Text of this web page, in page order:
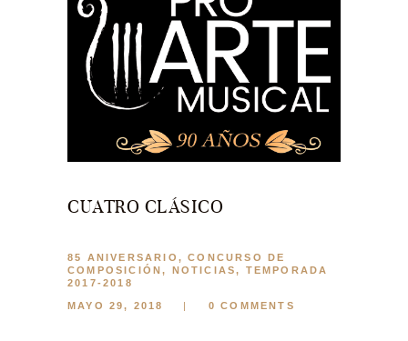
CONTACTO
BOLETOS
ESPAÑOL
ENGLISH
CUATRO CLÁSICO
85 ANIVERSARIO ,CONCURSO DE
COMPOSICIÓN, NOTICIAS, TEMPORADA
2017-2018
MAYO 29, 2018 0 COMMENTS